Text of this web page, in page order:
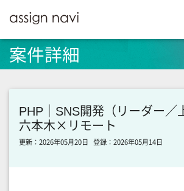
案件詳細
PHP｜SNS開発（リーダー／
六本木×リモート
更新：2026年05月20日 登録：2026年05月14日